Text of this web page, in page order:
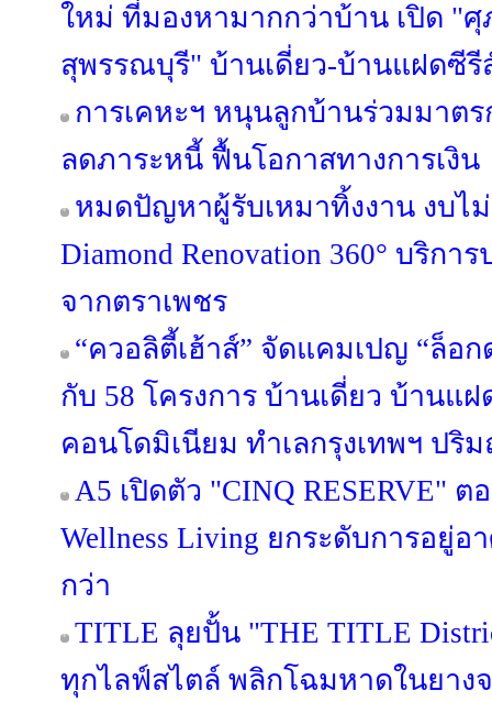
ใหม่ ที่มองหามากกว่าบ้าน เปิด "
สุพรรณบุรี" บ้านเดี่ยว-บ้านแฝดซีรี
การเคหะฯ หนุนลูกบ้านร่วมมาต
ลดภาระหนี้ ฟื้นโอกาสทางการเงิน
หมดปัญหาผู้รับเหมาทิ้งงาน งบไ
Diamond Renovation 360° บริกา
จากตราเพชร
“ควอลิตี้เฮ้าส์” จัดแคมเปญ “ล็อ
กับ 58 โครงการ บ้านเดี่ยว บ้านแ
คอนโดมิเนียม ทำเลกรุงเทพฯ ปริ
A5 เปิดตัว "CINQ RESERVE"
Wellness Living ยกระดับการอยู่
กว่า
TITLE ลุยปั้น "THE TITLE
ทุกไลฟ์สไตล์ พลิกโฉมหาดในยางจ